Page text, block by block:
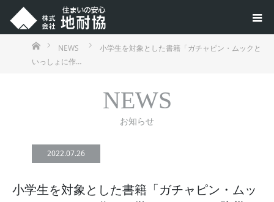
ホームNEWS
小学生を対象とした書籍「ガチャピン・ムックと
いっしょに作…
NEWS
お知らせ
2022.07.26
小学生を対象とした書籍「ガチャピン・ムッ